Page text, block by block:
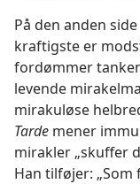
På den anden
kraftigste er
fordømmer
levende
mirakuløse
Tarde mener
mirakler „skuffer
Han tilføjer: